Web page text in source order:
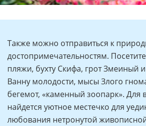
Также можно отправиться к
достопримечательностям.
пляжи, бухту Скифа, грот Змеиный
Ванну молодости, мысы Злого
бегемот, «каменный зоопарк». Для
найдется уютное местечко для
любования нетронутой